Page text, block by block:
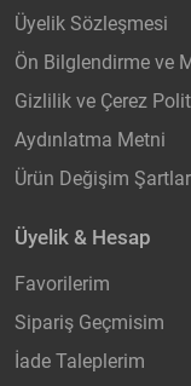
Üyelik Sözleşmesi
Ön Bilglendirme ve
Gizlilik ve Çerez
Aydınlatma Metni
Ürün Değişim
Üyelik & Hesap
Favorilerim
Sipariş Geçmisim
İade Taleplerim